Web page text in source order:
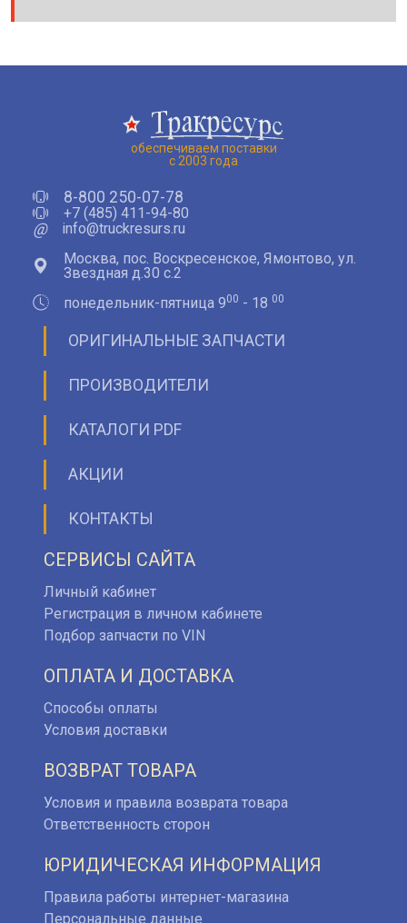
обеспечиваем поставки
с 2003 года
8-800 250-07-78
+7 (485) 411-94-80
@
info@truckresurs.ru
Москва, пос. Воскресенское, Ямонтово, ул.
Звездная д.30 с.2
понедельник-пятница 900 - 18 00
ОРИГИНАЛЬНЫЕ ЗАПЧАСТИ
ПРОИЗВОДИТЕЛИ
КАТАЛОГИ PDF
АКЦИИ
КОНТАКТЫ
СЕРВИСЫ САЙТА
Личный кабинет
Регистрация в личном кабинете
Подбор запчасти по VIN
ОПЛАТА И ДОСТАВКА
Способы оплаты
Условия доставки
ВОЗВРАТ ТОВАРА
Условия и правила возврата товара
Ответственность сторон
ЮРИДИЧЕСКАЯ ИНФОРМАЦИЯ
Правила работы интернет-магазина
Персональные данные